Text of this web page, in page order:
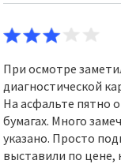
При осмотре
диагностической
На асфальте пятно
бумагах. Много
указано. Просто
выставили по цене,